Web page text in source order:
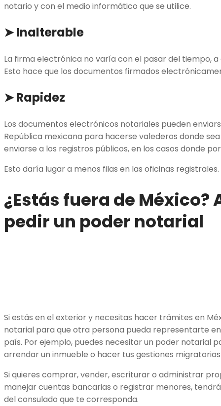
notario y con el medio informático que se utilice.
➤ Inalterable
La firma electrónica no varía con el pasar del tiempo,
Esto hace que los documentos firmados
➤ Rapidez
Los documentos electrónicos notariales pueden
República mexicana para hacerse valederos donde
enviarse a los registros públicos, en los casos donde
Esto daría lugar a menos filas en las oficinas registrales.
¿Estás fuera de México?
pedir un poder notarial
Si estás en el exterior y necesitas hacer trámites en
notarial para que otra persona pueda representarte
país. Por ejemplo, puedes necesitar un poder notarial
arrendar un inmueble o hacer tus gestiones
Si quieres comprar, vender, escriturar o administrar
manejar cuentas bancarias o registrar menores,
del consulado que te corresponda.